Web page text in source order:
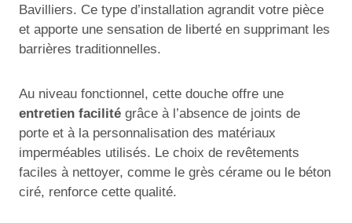
Bavilliers. Ce type d’installation agrandit votre pièce
et apporte une sensation de liberté en supprimant les
barrières traditionnelles.
Au niveau fonctionnel, cette douche offre une
entretien facilité grâce à l’absence de joints de
porte et à la personnalisation des matériaux
imperméables utilisés. Le choix de revêtements
faciles à nettoyer, comme le grès cérame ou le béton
ciré, renforce cette qualité.